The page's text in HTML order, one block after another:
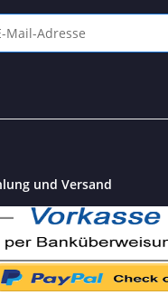
und Versand